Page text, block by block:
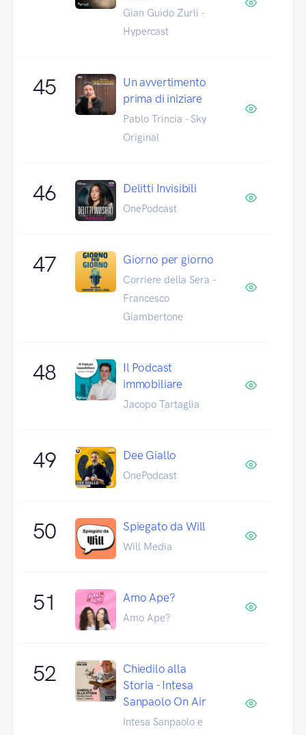
Gian Guido Zurli -
Hypercast
45
Un avvertimento
prima di iniziare
Pablo Trincia - Sky
Original
46 Delitti Invisibili
OnePodcast
47 Giorno per giorno
Corriere della Sera –
Francesco
Giambertone
48
Il Podcast
immobiliare
Jacopo Tartaglia
49 Dee Giallo
OnePodcast
50 Spiegato da Will
Will Media
51 Amo Ape?
Amo Ape?
52
Chiedilo alla
Storia - Intesa
Sanpaolo On Air
Intesa Sanpaolo e